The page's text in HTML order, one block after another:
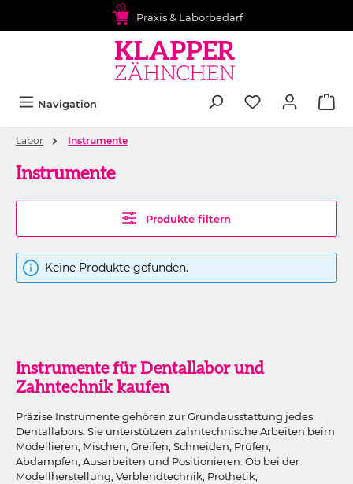
Praxis & Laborbedarf
Navigation
Labor Instrumente
Instrumente
Produkte filtern
Keine Produkte gefunden.
Instrumente für Dentallabor und
Zahntechnik kaufen
Präzise Instrumente gehören zur Grundausstattung jedes
Dentallabors. Sie unterstützen zahntechnische Arbeiten beim
Modellieren, Mischen, Greifen, Schneiden, Prüfen,
Abdampfen, Ausarbeiten und Positionieren. Ob bei der
Modellherstellung, Verblendtechnik, Prothetik,